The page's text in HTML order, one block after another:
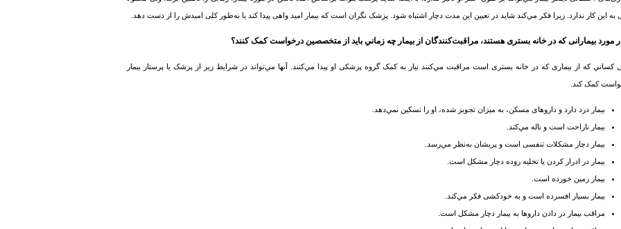
به این کار ندارد. زیرا فکر مي‌کند شاید در تعیین این مدت دچار اشتباه شود. پزشک نگران است که بیمار امید واهی پیدا کند یا به‌طور کلی امیدش را از دست دهد.
كساني كه از بیماری که در خانه بستری است مراقبت مي‌كنند نیاز به کمک گروه پزشکی او پيدا مي‌كنند. آنها مي‌تواند در شرایط زیر از پزشک یا پرستار بیمار
کمک کند.
بیمار درد دارد و داروهای مسکن، به میزان تجویز شده، او را تسکین نمي‌دهد.
بیمار ناراحت است و ناله مي‌کند.
بیمار دچار مشکلات تنفسی است و پریشان به‌نظر مي‌رسد.
بیمار در ادرار کردن یا تخلیه روده دچار مشکل است.
بیمار زمین خورده است.
بیمار بسیار افسرده است و به خودکشی فکر مي‌کند.
مراقب بیمار در دادن داروها به بیمار دچار مشکل است.